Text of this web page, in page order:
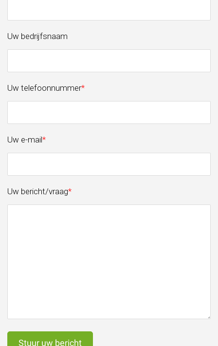
Uw bedrijfsnaam
Uw telefoonnummer*
Uw e-mail*
Uw bericht/vraag*